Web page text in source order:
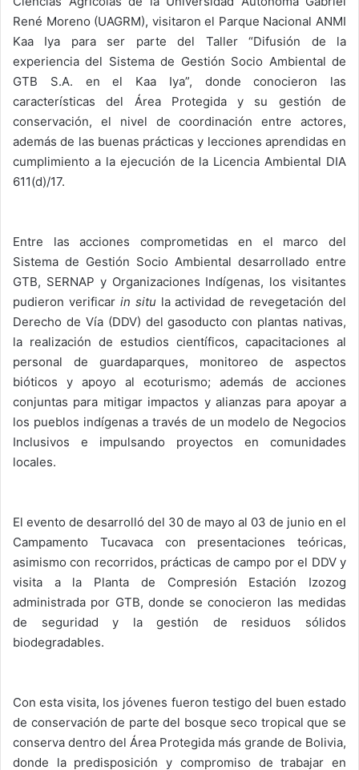
René Moreno (UAGRM), visitaron el Parque Nacional ANMI
Kaa Iya para ser parte del Taller “Difusión de la
experiencia del Sistema de Gestión Socio Ambiental de
GTB S.A. en el Kaa Iya”, donde conocieron las
características del Área Protegida y su gestión de
conservación, el nivel de coordinación entre actores,
además de las buenas prácticas y lecciones aprendidas en
cumplimiento a la ejecución de la Licencia Ambiental DIA
611(d)/17.
Entre las acciones comprometidas en el marco del
Sistema de Gestión Socio Ambiental desarrollado entre
GTB, SERNAP y Organizaciones Indígenas, los visitantes
pudieron verificar in situla actividad de revegetación del
Derecho de Vía (DDV) del gasoducto con plantas nativas,
la realización de estudios científicos, capacitaciones al
personal de guardaparques, monitoreo de aspectos
bióticos y apoyo al ecoturismo; además de acciones
conjuntas para mitigar impactos y alianzas para apoyar a
los pueblos indígenas a través de un modelo de Negocios
Inclusivos e impulsando proyectos en comunidades
locales.
El evento de desarrolló del 30 de mayo al 03 de junio en el
Campamento Tucavaca con presentaciones teóricas,
asimismo con recorridos, prácticas de campo por el DDV y
visita a la Planta de Compresión Estación Izozog
administrada por GTB, donde se conocieron las medidas
de seguridad y la gestión de residuos sólidos
biodegradables.
Con esta visita, los jóvenes fueron testigo del buen estado
de conservación de parte del bosque seco tropical que se
conserva dentro del Área Protegida más grande de Bolivia,
donde la predisposición y compromiso de trabajar en